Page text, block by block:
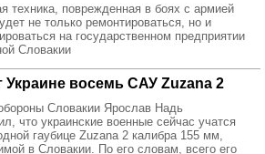
техника, поврежденная в боях с армией
не только ремонтироваться, но и
на государственном предприятии
Словакии
Украине восемь САУ Zuzana 2
Словакии Ярослав Надь
что украинские военные сейчас учатся
гаубице Zuzana 2 калибра 155 мм,
в Словакии. По его словам, всего его